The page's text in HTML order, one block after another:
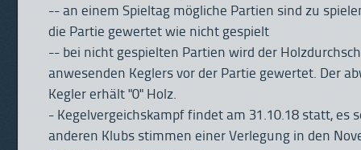
-- an einem Spieltag mögliche Partien sind zu
die Partie gewertet wie nicht gespielt
-- bei nicht gespielten Partien wird der
anwesenden Keglers vor der Partie gewertet. Der
Kegler erhält "0" Holz.
- Kegelvergeichskampf findet am 31.10.18 statt, es
anderen Klubs stimmen einer Verlegung in den